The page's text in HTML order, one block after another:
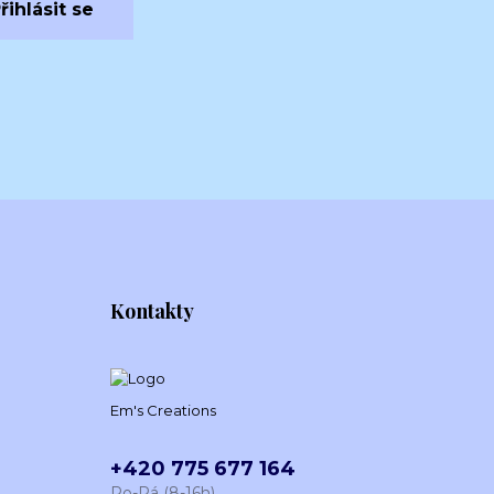
se
Kontakty
Em's Creations
+420 775 677 164